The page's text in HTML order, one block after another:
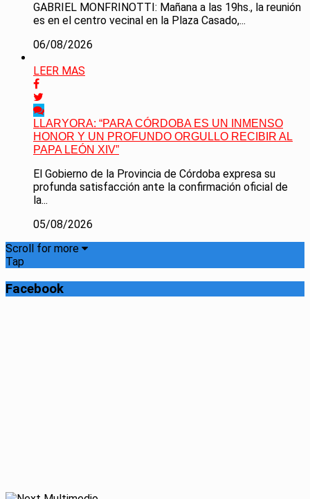
GABRIEL MONFRINOTTI: Mañana a las 19hs., la reunión
es en el centro vecinal en la Plaza Casado,...
06/08/2026
LEER MAS
LLARYORA: “PARA CÓRDOBA ES UN INMENSO
HONOR Y UN PROFUNDO ORGULLO RECIBIR AL
PAPA LEÓN XIV”
El Gobierno de la Provincia de Córdoba expresa su
profunda satisfacción ante la confirmación oficial de
la...
05/08/2026
Scroll for more
Tap
Facebook